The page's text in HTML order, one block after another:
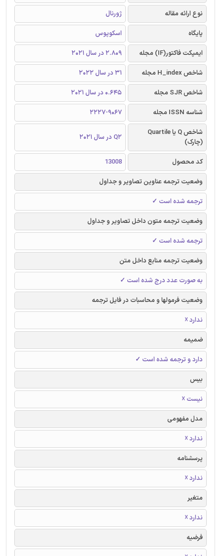
نوع ارائه مقاله
ژورنال
پایگاه
اسکوپوس
ایمپکت فاکتور(IF) مجله
2.809 در سال 2021
شاخص H_index مجله
31 در سال 2022
شاخص SJR مجله
0.645 در سال 2021
شناسه ISSN مجله
2227-9067
شاخص Q یا Quartile
(چارک)
Q2 در سال 2021
کد محصول
13008
وضعیت ترجمه عناوین تصاویر و جداول
ترجمه شده است ✓
وضعیت ترجمه متون داخل تصاویر و جداول
ترجمه شده است ✓
وضعیت ترجمه منابع داخل متن
به صورت عدد درج شده است ✓
وضعیت فرمولها و محاسبات در فایل ترجمه
ندارد ☓
ضمیمه
دارد و ترجمه شده است ✓
بیس
نیست ☓
مدل مفهومی
ندارد ☓
پرسشنامه
ندارد ☓
متغیر
ندارد ☓
فرضیه